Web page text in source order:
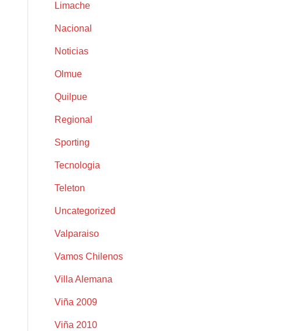
Limache
Nacional
Noticias
Olmue
Quilpue
Regional
Sporting
Tecnologia
Teleton
Uncategorized
Valparaiso
Vamos Chilenos
Villa Alemana
Viña 2009
Viña 2010